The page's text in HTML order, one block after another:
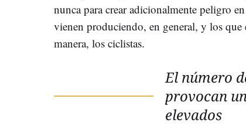
nunca para crear adicionalmente peligro
vienen produciendo, en general, y los
manera, los ciclistas.
El número
provocan
elevados